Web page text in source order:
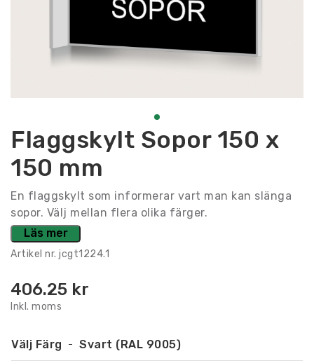
Flaggskylt Sopor 150 x
150 mm
En flaggskylt som informerar vart man kan slänga
sopor. Välj mellan flera olika färger.
Läs mer
Artikel nr. jcgt1224.1
406.25 kr
Inkl. moms
Välj Färg Svart (RAL 9005)